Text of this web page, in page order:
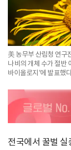
美 농무부 산림청 연구
나비의 개체 수가 절반
바이올로지'에 발표했
전국에서 꿀벌